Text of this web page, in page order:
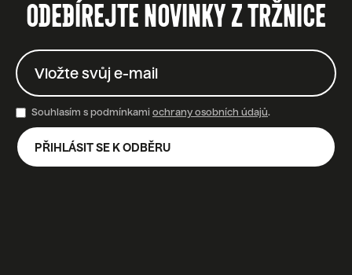
ODEBÍREJTE NOVINKY Z TRŽNICE
Souhlasím s podmínkami ochrany osobních údajů.